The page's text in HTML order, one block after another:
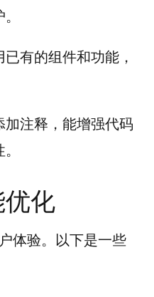
已有的组件和功能，
加注释，能增强代码
化
体验。以下是一些